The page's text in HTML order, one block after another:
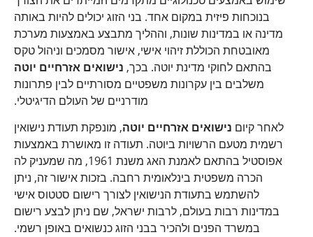
בנוכחות פיזית במקום אחד. בני הזוג יכולים להיות באותה
מדינה או במדינות שונות, וההליך מתבצע באמצעות מערכת
מאובטחת הכוללת זיהוי אישי, אישור מסמכים וניהול טקס
בהתאם לחוקי מדינת יוטה. בכך,נישואים אזרחיים יוטה
משלבים בין עקרונות משפטיים מסורתיים לבין פתרונות
מודרניים של העולם הדיגיטלי.
לאחר קיוםנישואים אזרחיים יוטה, מונפקת תעודת נישואין
רשמית מטעם הרשויות ביוטה. תעודה זו מאושרת באמצעות
אפוסטיל בהתאם לאמנת האג משנת 1961, מה שמעניק לה
הכרה משפטית בינלאומית רחבה. בזכות אישור זה, ניתן
להשתמש בתעודת הנישואין לצורך רישום סטטוס אישי
במדינות רבות בעולם, לרבות ישראל, שם ניתן לבצע רישום
במשרד הפנים ולהכיר בבני הזוג כנשואים באופן רשמי.